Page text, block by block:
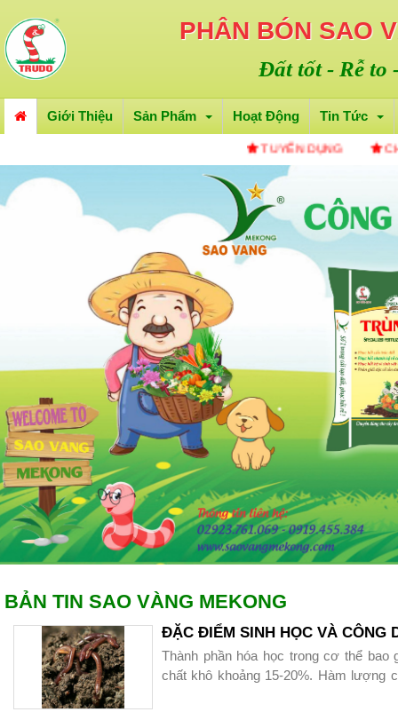
PHÂN BÓN SAO
Đất tốt - Rễ to
Giới Thiệu Sản Phẩm Hoạt Động Tin Tức
TUYỂN DỤNG CHÀO
BẢN TIN SAO VÀNG MEKONG
ĐẶC ĐIỂM SINH HỌC VÀ CÔNG
Thành phần hóa học trong cơ thể bao
chất khô khoảng 15-20%. Hàm lượng